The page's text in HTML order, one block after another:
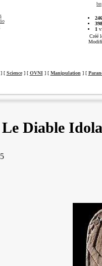
398
1
Créé
[ Science] [ OVNI] [ Manipulation ] [
Diable